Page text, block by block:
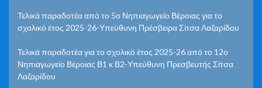
Τελικά παραδοτέα από το 5ο Νηπιαγωγείο Βέροιας για το
σχολικό έτος 2025-26-Υπεύθυνη Πρέσβειρα Σίτσα Λαζαρίδου
Τελικά παραδοτέα για το σχολικό έτος 2025-26 από το 12ο
Νηπιαγωγείο Βέροιας Β1 κ Β2-Υπεύθυνη Πρεσβευτής Σίτσα
Λαζαρίδου